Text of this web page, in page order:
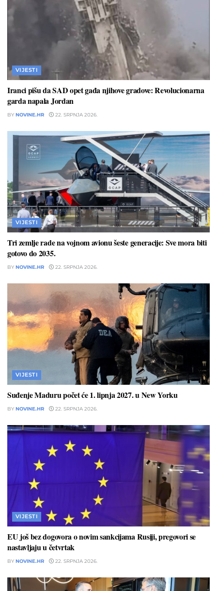
VIJESTI
Iranci pišu da SAD opet gađa njihove gradove: Revolucionarna
garda napala Jordan
BY NOVINE.HR 22. SRPNJA 2026.
VIJESTI
Tri zemlje rade na vojnom avionu šeste generacije: Sve mora biti
gotovo do 2035.
BY NOVINE.HR 22. SRPNJA 2026.
VIJESTI
Suđenje Maduru počet će 1. lipnja 2027. u New Yorku
BY NOVINE.HR 22. SRPNJA 2026.
VIJESTI
EU još bez dogovora o novim sankcijama Rusiji, pregovori se
nastavljaju u četvrtak
BY NOVINE.HR 22. SRPNJA 2026.